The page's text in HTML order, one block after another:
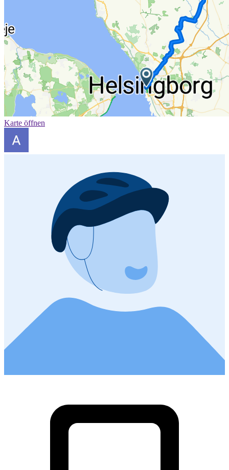
Karte öffnen